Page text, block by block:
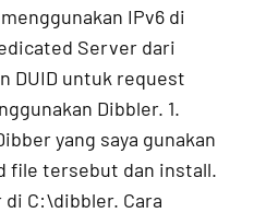
IPv6 di
Server dari
DUID untuk request
Dibbler. 1.
yang saya gunakan
file tersebut dan install.
C:\dibbler. Cara